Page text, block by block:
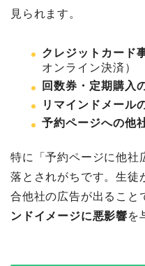
見られます。
クレジットカード
オンライン決済）
回数券・定期購入
リマインドメール
予約ページへの他
特に「予約ページに他社
落とされがちです。生徒
合他社の広告が出ること
ンドイメージに悪影響を